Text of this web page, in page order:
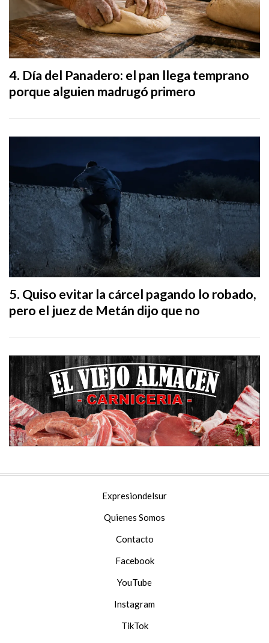
Día del Panadero: el pan llega temprano
porque alguien madrugó primero
Quiso evitar la cárcel pagando lo robado,
pero el juez de Metán dijo que no
Expresiondelsur
Quienes Somos
Contacto
Facebook
YouTube
Instagram
TikTok